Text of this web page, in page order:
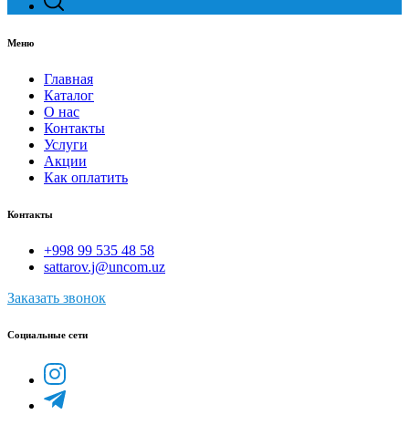
Меню
Главная
Каталог
О нас
Контакты
Услуги
Акции
Как оплатить
Контакты
+998 99 535 48 58
sattarov.j@uncom.uz
Заказать звонок
Социальные сети